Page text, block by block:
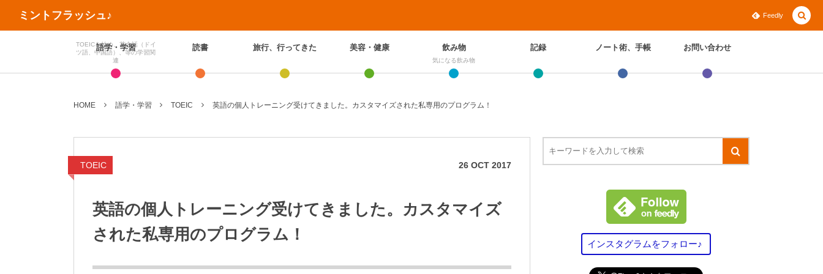
ミントフラッシュ♪ Feedly
語学・学習
TOEICを始め、英会話（ドイ
ツ語、中国語）、等の学習関
連
読書 旅行、行ってきた 美容・健康 飲み物
気になる飲み物
記録 ノート術、手帳 お問い合わせ
HOME 語学・学習 TOEIC 英語の個人トレーニング受けてきました。カスタマイズされた私専用のプログラム！
TOEIC 26 OCT 2017
英語の個人トレーニング受けてきました。カスタマイズ
された私専用のプログラム！
インスタグラムをフォロー♪